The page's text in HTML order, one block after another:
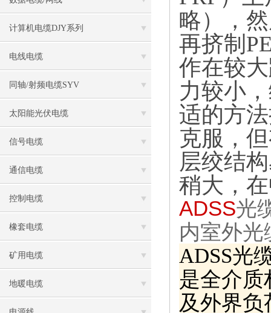
计算机电缆DJY系列
电线电缆
同轴/射频电缆SYV
太阳能光伏电缆
信号电缆
通信电缆
控制电缆
橡套电缆
矿用电缆
地暖电缆
略），
再挤制
作在较
力较小
适的方
克服，
层绞结
稍大，
ADSS光
内室外光
ADSS光
是全介
及外界